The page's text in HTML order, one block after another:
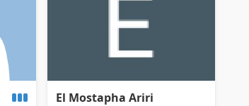
El Mostapha Ariri